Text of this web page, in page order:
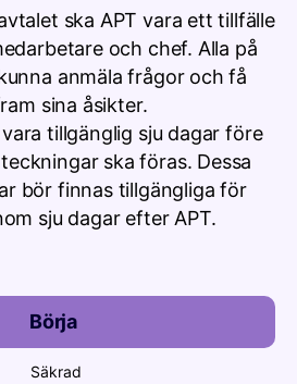
ska APT vara ett tillfälle
och chef. Alla på
anmäla frågor och få
sina åsikter.
tillgänglig sju dagar före
ska föras. Dessa
bör finnas tillgängliga för
sju dagar efter APT.
Börja
Säkrad